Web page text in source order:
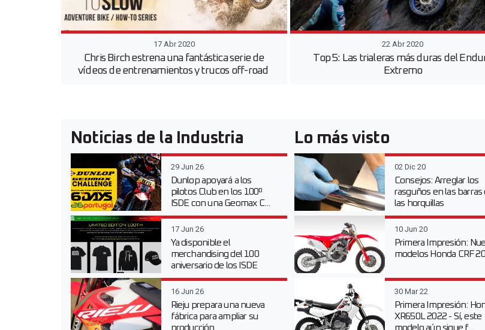
17 Abr 2020
Chris Birch estrena una fantástica serie de
vídeos de entrenamientos y trucos off-road
22 Abr 2020
Top 5: Las trialeras más duras del
Extremo
Noticias de la Industria
29 Jun 26
Dunlop apoyará a los
pilotos Club en los 100º
ISDE con una Geomax C...
17 Jun 26
Ya disponible el
merchandising del 100
aniversario de los ISDE
16 Jun 26
Rieju prepara una nueva
fábrica para ampliar su
producción
Lo más visto
02 Dic 20
Consejos: Arreglar los
rasguños en las barras
las horquillas
10 Jun 20
Primera Impresión:
modelos Honda CRF
30 Mar 22
Primera Impresión:
XR650L 2022 - Sí, este
modelo aún sigue f...